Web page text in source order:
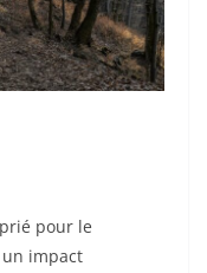
pour le
impact